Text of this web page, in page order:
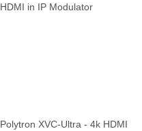
Polytron XVC-Ultra - 4k HDMI